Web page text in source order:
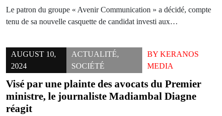
Le patron du groupe « Avenir Communication » a décidé, compte
tenu de sa nouvelle casquette de candidat investi aux…
AUGUST 10,
2024
ACTUALITÉ,
SOCIÉTÉ
BYKERANOS
MEDIA
Visé par une plainte des avocats du Premier
ministre, le journaliste Madiambal Diagne
réagit